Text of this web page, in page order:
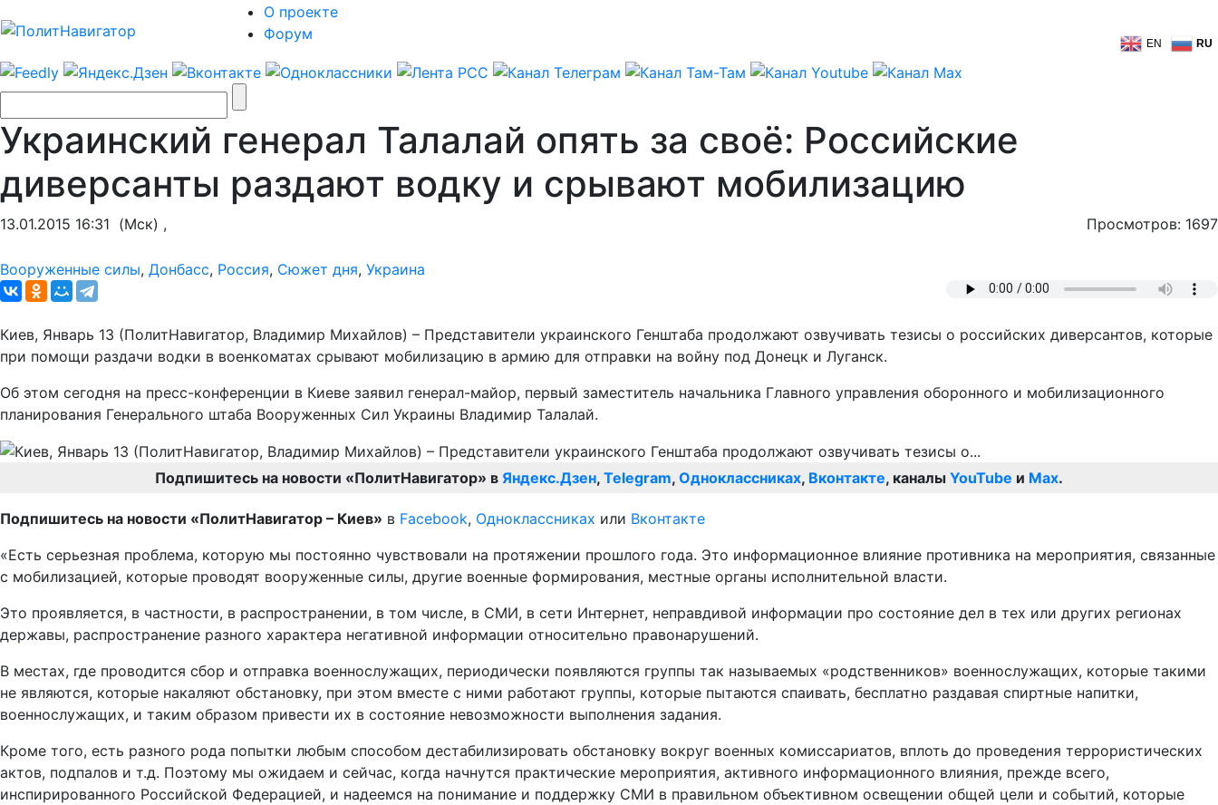
О проекте
Форум
EN RU
Украинский генерал Талалай опять за своё: Российские
диверсанты раздают водку и срывают мобилизацию
13.01.2015 16:31 (Мск) , Просмотров: 1697
Вооруженные силы, Донбасс, Россия, Сюжет дня, Украина
Киев, Январь 13 (ПолитНавигатор, Владимир Михайлов) – Представители украинского Генштаба продолжают озвучивать тезисы о российских диверсантов, которые
при помощи раздачи водки в военкоматах срывают мобилизацию в армию для отправки на войну под Донецк и Луганск.
Об этом сегодня на пресс-конференции в Киеве заявил генерал-майор, первый заместитель начальника Главного управления оборонного и мобилизационного
планирования Генерального штаба Вооруженных Сил Украины Владимир Талалай.
Подпишитесь на новости «ПолитНавигатор» в Яндекс.Дзен, Telegram, Одноклассниках, Вконтакте, каналы YouTube и Max.
Подпишитесь на новости «ПолитНавигатор – Киев» в Facebook, Одноклассниках или Вконтакте
«Есть серьезная проблема, которую мы постоянно чувствовали на протяжении прошлого года. Это информационное влияние противника на мероприятия, связанные
с мобилизацией, которые проводят вооруженные силы, другие военные формирования, местные органы исполнительной власти.
Это проявляется, в частности, в распространении, в том числе, в СМИ, в сети Интернет, неправдивой информации про состояние дел в тех или других регионах
державы, распространение разного характера негативной информации относительно правонарушений.
В местах, где проводится сбор и отправка военнослужащих, периодически появляются группы так называемых «родственников» военнослужащих, которые такими
не являются, которые накаляют обстановку, при этом вместе с ними работают группы, которые пытаются спаивать, бесплатно раздавая спиртные напитки,
военнослужащих, и таким образом привести их в состояние невозможности выполнения задания.
Кроме того, есть разного рода попытки любым способом дестабилизировать обстановку вокруг военных комиссариатов, вплоть до проведения террористических
актов, подпалов и т.д. Поэтому мы ожидаем и сейчас, когда начнутся практические мероприятия, активного информационного влияния, прежде всего,
инспирированного Российской Федерацией, и надеемся на понимание и поддержку СМИ в правильном объективном освещении общей цели и событий, которые